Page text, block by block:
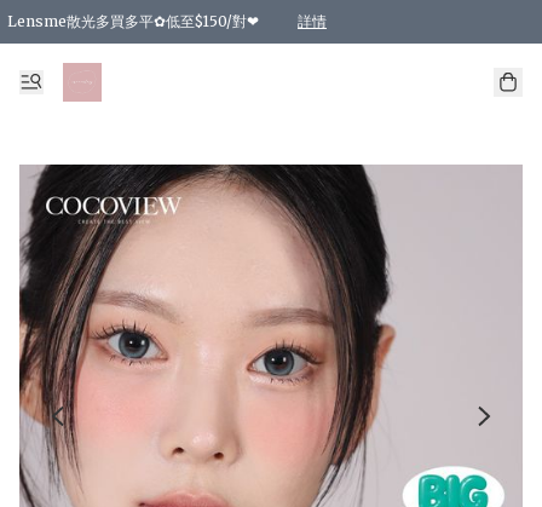
Lensme散光多買多平✿低至$150/對❤ 詳情
台灣Karacon⁩✧日拋 特價清貨❁⃘
日本韓國多款日/月拋現貨☼ 特價❤︎數量有限 售完即止
🇰🇷韓國多款月拋現貨 特價兩對$99✿數量有限 售完即止♫
精選商品，任選買2件或以上9 折；買4件或以上85 折；買6件或以上8 折
精選商品，任選買2件HKD 140.00；買4件HKD 260.00
精選商品，任選買2件HKD 190.00；買4件HKD 360.00
精選商品，任選買2件HKD 110.00；買4件HKD 180.00
精選商品，任選買2件HKD 170.00；買4件HKD 320.00
精選商品，任選買2件或以上減HKD 148.00
精選商品，任選買2件或以上減HKD 148.00
精選商品，任選買2件或以上95 折；買4件或以上9 折；買6件或以上85 折；買8件
精選商品，任選買12件或以上87 折
精選商品，任選買2件或以上減HKD 16.00；買4件或以上減HKD 32.00；買6
精選商品，任選買2件或以上95 折；買4件或以上9 折；買8件或以上85 折；買12
購物滿 HKD 800.00即享免運費優惠！（適用於 特定的送貨方式 )